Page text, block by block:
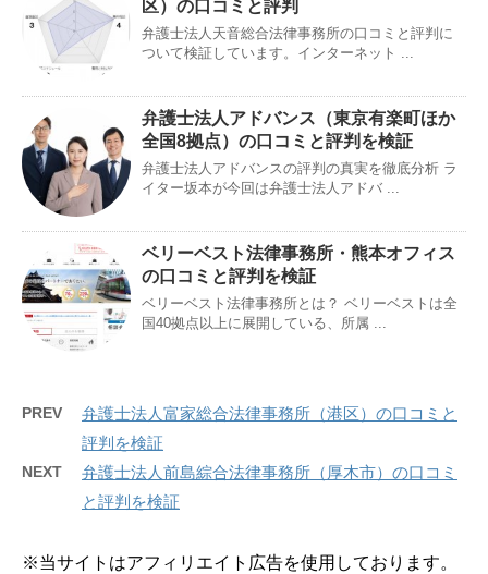
区）の口コミと評判
弁護士法人天音総合法律事務所の口コミと評判に
ついて検証しています。インターネット ...
弁護士法人アドバンス（東京有楽町ほか
全国8拠点）の口コミと評判を検証
弁護士法人アドバンスの評判の真実を徹底分析 ラ
イター坂本が今回は弁護士法人アドバ ...
ベリーベスト法律事務所・熊本オフィス
の口コミと評判を検証
ベリーベスト法律事務所とは？ ベリーベストは全
国40拠点以上に展開している、所属 ...
PREV
弁護士法人富家総合法律事務所（港区）の口コミと
評判を検証
NEXT
弁護士法人前島綜合法律事務所（厚木市）の口コミ
と評判を検証
※当サイトはアフィリエイト広告を使用しております。